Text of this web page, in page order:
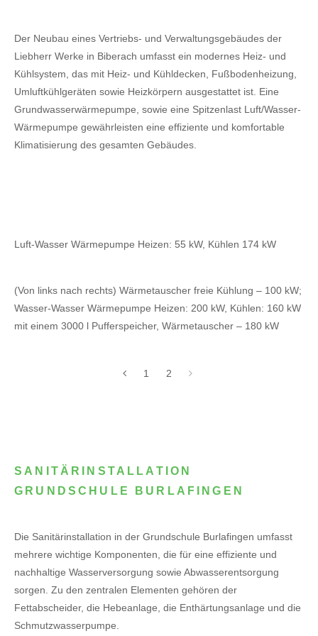
Der Neubau eines Vertriebs- und Verwaltungsgebäudes der
Liebherr Werke in Biberach umfasst ein modernes Heiz- und
Kühlsystem, das mit Heiz- und Kühldecken, Fußbodenheizung,
Umluftkühlgeräten sowie Heizkörpern ausgestattet ist. Eine
Grundwasserwärmepumpe, sowie eine Spitzenlast Luft/Wasser-
Wärmepumpe gewährleisten eine effiziente und komfortable
Klimatisierung des gesamten Gebäudes.
Luft-Wasser Wärmepumpe Heizen: 55 kW, Kühlen 174 kW
(Von links nach rechts) Wärmetauscher freie Kühlung – 100 kW;
Wasser-Wasser Wärmepumpe Heizen: 200 kW, Kühlen: 160 kW
mit einem 3000 l Pufferspeicher, Wärmetauscher – 180 kW
1 2
SANITÄRINSTALLATION
GRUNDSCHULE BURLAFINGEN
Die Sanitärinstallation in der Grundschule Burlafingen umfasst
mehrere wichtige Komponenten, die für eine effiziente und
nachhaltige Wasserversorgung sowie Abwasserentsorgung
sorgen. Zu den zentralen Elementen gehören der
Fettabscheider, die Hebeanlage, die Enthärtungsanlage und die
Schmutzwasserpumpe.